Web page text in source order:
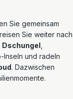
Sie gemeinsam
reisen Sie weiter nach
Dschungel
und radeln
. Dazwischen